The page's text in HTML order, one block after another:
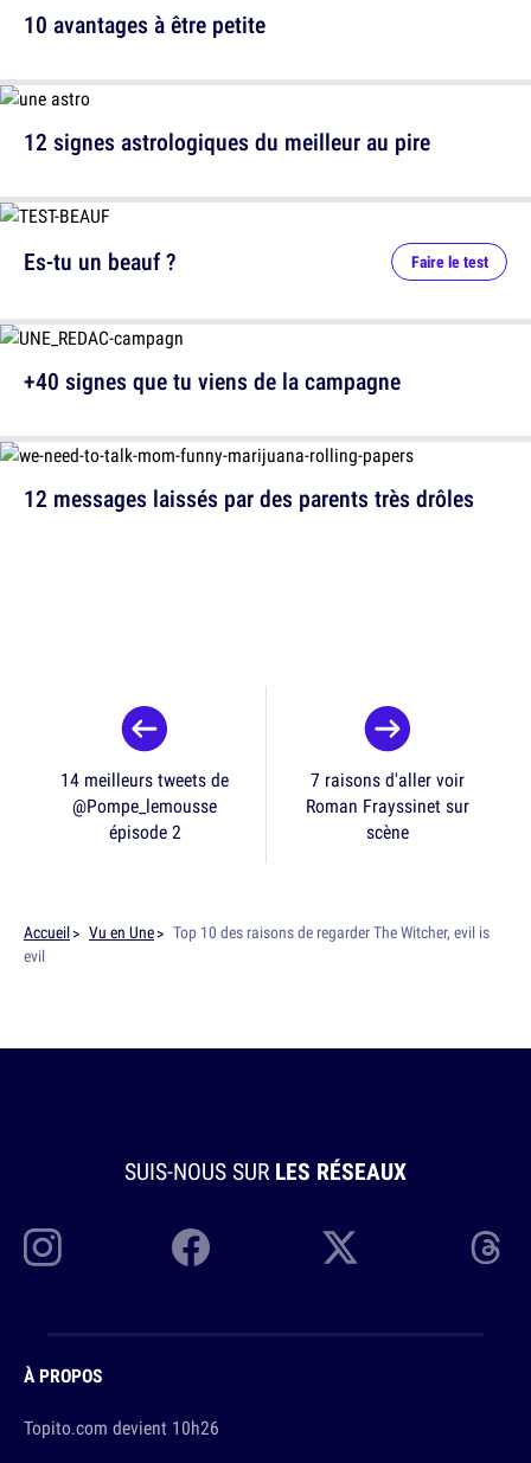
10 avantages à être petite
12 signes astrologiques du meilleur au pire
12 messages laissés par des parents très drôles
Es-tu un beauf ? Faire le test
+40 signes que tu viens de la campagne
14 meilleurs tweets de
@Pompe_lemousse
épisode 2
7 raisons d'aller voir
Roman Frayssinet sur
scène
Accueil Vu en Une
Top 10 des raisons de regarder The Witcher, evil is
evil
SUIS-NOUS SUR LES RÉSEAUX
À PROPOS
Topito.com devient 10h26